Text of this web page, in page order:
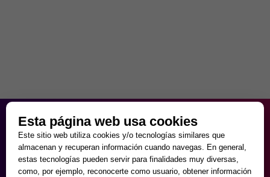
de Lunes a Viernes
9:30 - 20:00
Sábados
10:00 - 14:00 y 17:00 - 20:00
Domingos cerrado.
Esta página web usa cookies
Este sitio web utiliza cookies y/o tecnologías similares que
almacenan y recuperan información cuando navegas. En general,
estas tecnologías pueden servir para finalidades muy diversas,
como, por ejemplo, reconocerte como usuario, obtener información